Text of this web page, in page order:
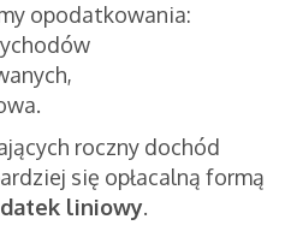
opodatkowania:
roczny dochód
się opłacalną formą
liniowy.